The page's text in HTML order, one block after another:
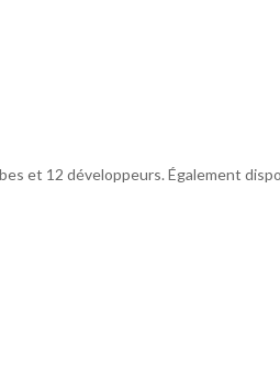
et 12 développeurs. Également